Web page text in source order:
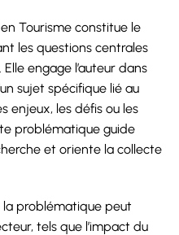
Tourisme constitue le
les questions centrales
engage l’auteur dans
sujet spécifique lié au
enjeux, les défis ou les
problématique guide
et oriente la collecte
la problématique peut
tels que l’impact du